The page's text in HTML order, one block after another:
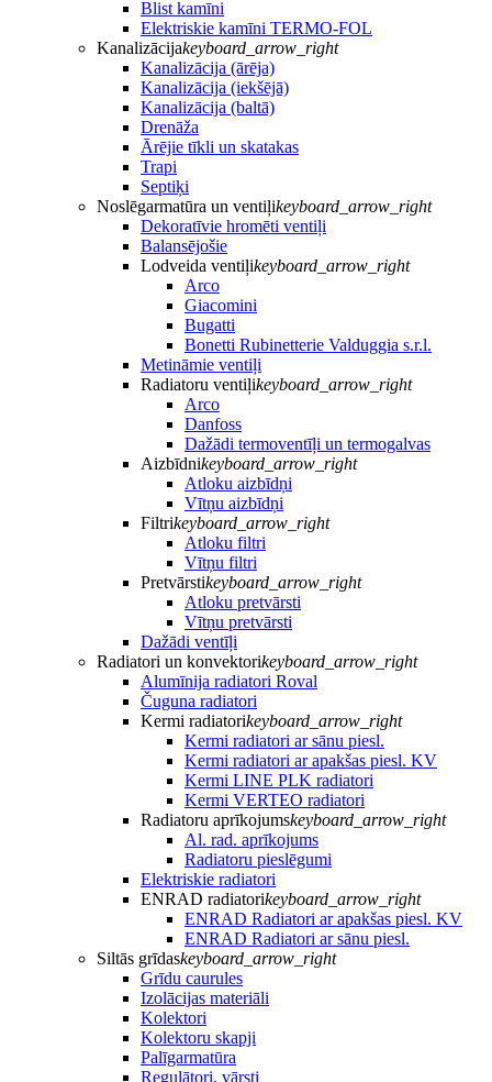
Blist kamīni
Elektriskie kamīni TERMO-FOL
Kanalizācijakeyboard_arrow_right
Kanalizācija (ārēja)
Kanalizācija (iekšējā)
Kanalizācija (baltā)
Drenāža
Ārējie tīkli un skatakas
Trapi
Septiķi
Noslēgarmatūra un ventiļikeyboard_arrow_right
Dekoratīvie hromēti ventiļi
Balansējošie
Lodveida ventiļikeyboard_arrow_right
Arco
Giacomini
Bugatti
Bonetti Rubinetterie Valduggia s.r.l.
Metināmie ventiļi
Radiatoru ventiļikeyboard_arrow_right
Arco
Danfoss
Dažādi termoventīļi un termogalvas
Aizbīdnikeyboard_arrow_right
Atloku aizbīdņi
Vītņu aizbīdņi
Filtrikeyboard_arrow_right
Atloku filtri
Vītņu filtri
Pretvārstikeyboard_arrow_right
Atloku pretvārsti
Vītņu pretvārsti
Dažādi ventīļi
Radiatori un konvektorikeyboard_arrow_right
Alumīnija radiatori Roval
Čuguna radiatori
Kermi radiatorikeyboard_arrow_right
Kermi radiatori ar sānu piesl.
Kermi radiatori ar apakšas piesl. KV
Kermi LINE PLK radiatori
Kermi VERTEO radiatori
Radiatoru aprīkojumskeyboard_arrow_right
Al. rad. aprīkojums
Radiatoru pieslēgumi
Elektriskie radiatori
ENRAD radiatorikeyboard_arrow_right
ENRAD Radiatori ar apakšas piesl. KV
ENRAD Radiatori ar sānu piesl.
Siltās grīdaskeyboard_arrow_right
Grīdu caurules
Izolācijas materiāli
Kolektori
Kolektoru skapji
Palīgarmatūra
Regulātori, vārsti